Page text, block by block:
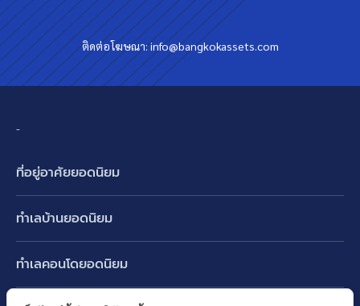
ติดต่อโฆษณา:info@bangkokassets.com
-
ที่อยู่อาศัยยอดนิยม
ทาวน์เฮ้าส์ ทาวน์โฮม
คอนโดมิเนียม
ทำเลบ้านยอดนิยม
ทำเลคอนโดยอดนิยม